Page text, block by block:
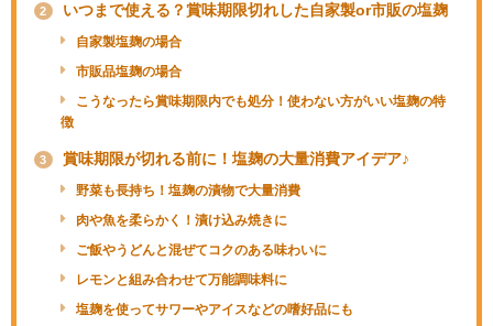
2 いつまで使える？賞味期限切れした自家製or市販の塩麹
自家製塩麹の場合
市販品塩麹の場合
こうなったら賞味期限内でも処分！使わない方がいい塩麹の特
徴
3 賞味期限が切れる前に！塩麹の大量消費アイデア♪
野菜も長持ち！塩麹の漬物で大量消費
肉や魚を柔らかく！漬け込み焼きに
ご飯やうどんと混ぜてコクのある味わいに
レモンと組み合わせて万能調味料に
塩麹を使ってサワーやアイスなどの嗜好品にも